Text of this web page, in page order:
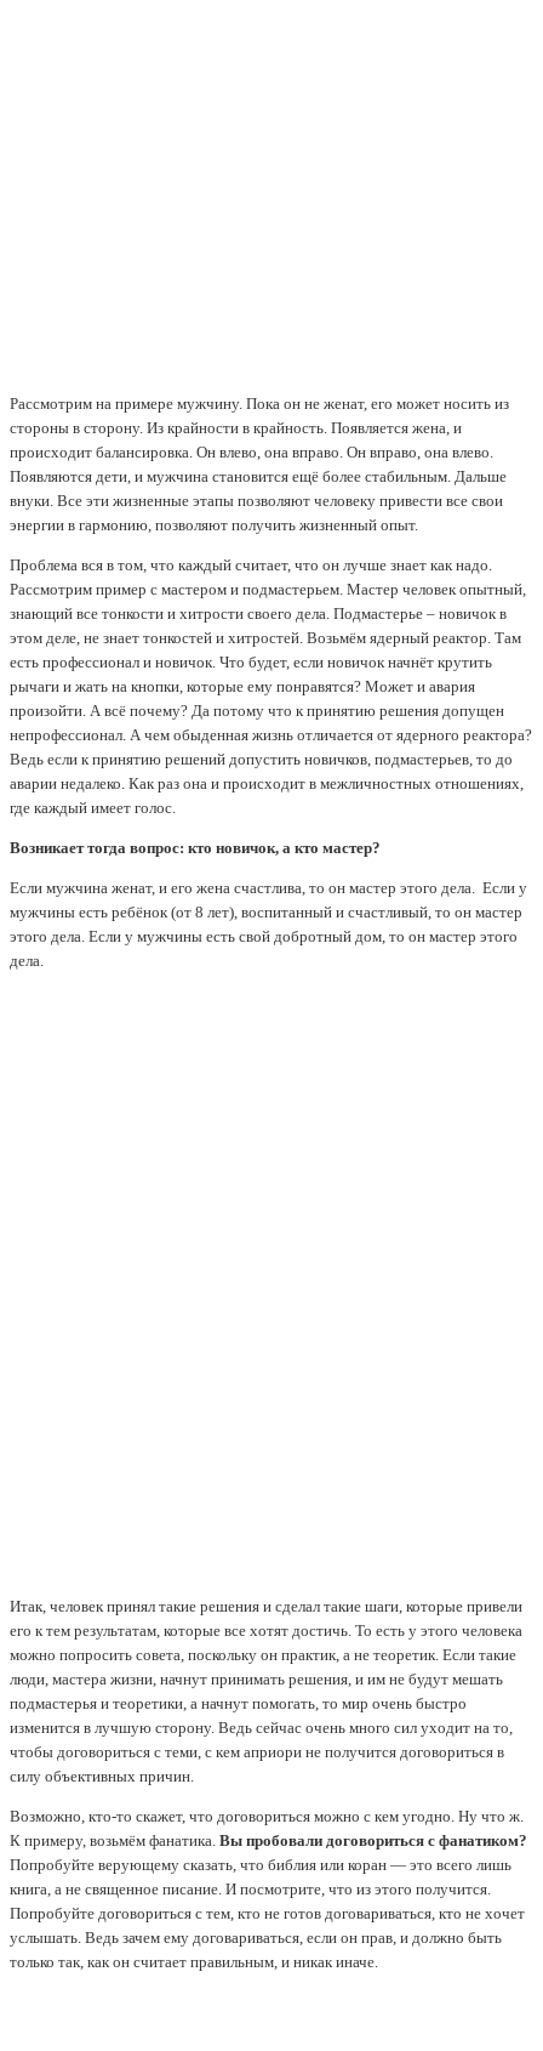
Рассмотрим на примере мужчину. Пока он не женат, его может носить из
стороны в сторону. Из крайности в крайность. Появляется жена, и
происходит балансировка. Он влево, она вправо. Он вправо, она влево.
Появляются дети, и мужчина становится ещё более стабильным. Дальше
внуки. Все эти жизненные этапы позволяют человеку привести все свои
энергии в гармонию, позволяют получить жизненный опыт.
Проблема вся в том, что каждый считает, что он лучше знает как надо.
Рассмотрим пример с мастером и подмастерьем. Мастер человек опытный,
знающий все тонкости и хитрости своего дела. Подмастерье – новичок в
этом деле, не знает тонкостей и хитростей. Возьмём ядерный реактор. Там
есть профессионал и новичок. Что будет, если новичок начнёт крутить
рычаги и жать на кнопки, которые ему понравятся? Может и авария
произойти. А всё почему? Да потому что к принятию решения допущен
непрофессионал. А чем обыденная жизнь отличается от ядерного реактора?
Ведь если к принятию решений допустить новичков, подмастерьев, то до
аварии недалеко. Как раз она и происходит в межличностных отношениях,
где каждый имеет голос.
Возникает тогда вопрос: кто новичок, а кто мастер?
Если мужчина женат, и его жена счастлива, то он мастер этого дела. Если у
мужчины есть ребёнок (от 8 лет), воспитанный и счастливый, то он мастер
этого дела. Если у мужчины есть свой добротный дом, то он мастер этого
дела.
Итак, человек принял такие решения и сделал такие шаги, которые привели
его к тем результатам, которые все хотят достичь. То есть у этого человека
можно попросить совета, поскольку он практик, а не теоретик. Если такие
люди, мастера жизни, начнут принимать решения, и им не будут мешать
подмастерья и теоретики, а начнут помогать, то мир очень быстро
изменится в лучшую сторону. Ведь сейчас очень много сил уходит на то,
чтобы договориться с теми, с кем априори не получится договориться в
силу объективных причин.
Возможно, кто-то скажет, что договориться можно с кем угодно. Ну что ж.
К примеру, возьмём фанатика. Вы пробовали договориться с фанатиком?
Попробуйте верующему сказать, что библия или коран — это всего лишь
книга, а не священное писание. И посмотрите, что из этого получится.
Попробуйте договориться с тем, кто не готов договариваться, кто не хочет
услышать. Ведь зачем ему договариваться, если он прав, и должно быть
только так, как он считает правильным, и никак иначе.